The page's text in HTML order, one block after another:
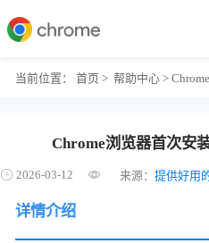
当前位置： 首页 >帮助中心 >
Chrome浏览器首次安
2026-03-12 来源： 提供好用
详情介绍